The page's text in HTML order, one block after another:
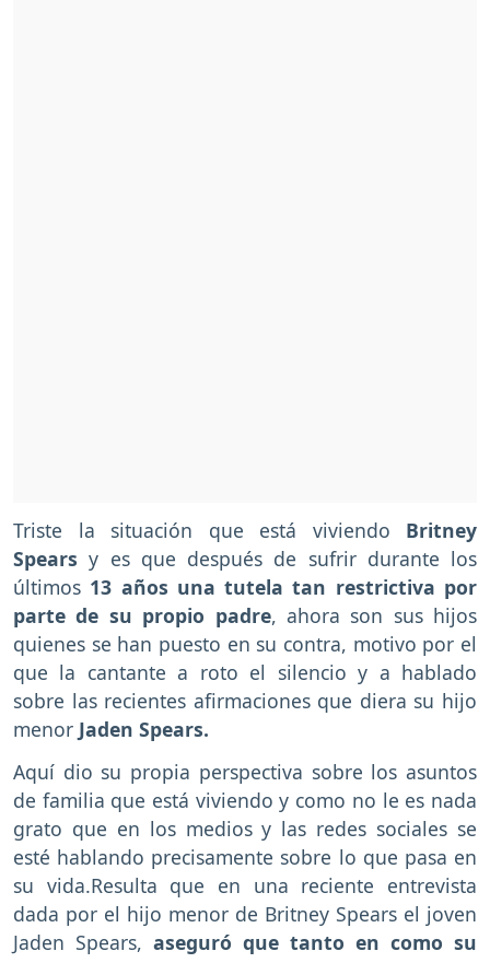
Triste la situación que está viviendo Britney
Spears y es que después de sufrir durante los
últimos 13 años una tutela tan restrictiva por
parte de su propio padre, ahora son sus hijos
quienes se han puesto en su contra, motivo por el
que la cantante a roto el silencio y a hablado
sobre las recientes afirmaciones que diera su hijo
menor Jaden Spears.
Aquí dio su propia perspectiva sobre los asuntos
de familia que está viviendo y como no le es nada
grato que en los medios y las redes sociales se
esté hablando precisamente sobre lo que pasa en
su vida.Resulta que en una reciente entrevista
dada por el hijo menor de Britney Spears el joven
Jaden Spears, aseguró que tanto en como su